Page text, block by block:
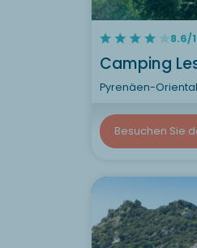
8.6/
Camping
Pyrenäen-
Besuchen Sie